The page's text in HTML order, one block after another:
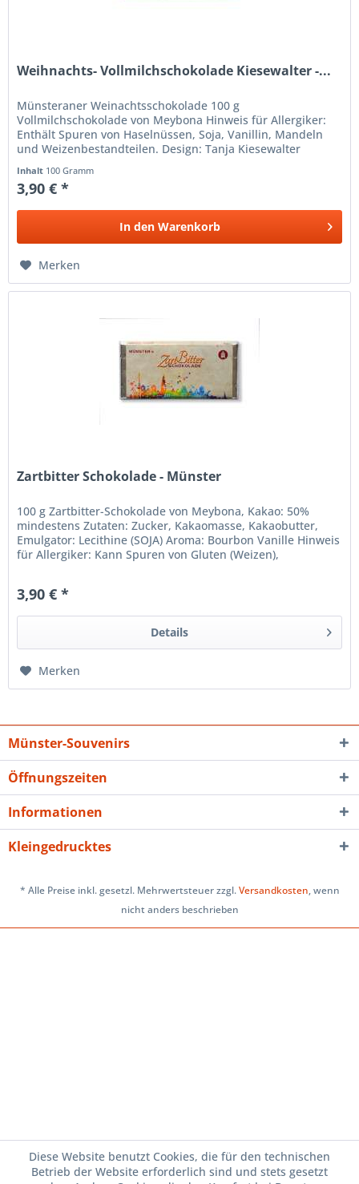
Weihnachts- Vollmilchschokolade Kiesewalter -...
Münsteraner Weinachtsschokolade 100 g
Vollmilchschokolade von Meybona Hinweis für Allergiker:
Enthält Spuren von Haselnüssen, Soja, Vanillin, Mandeln
und Weizenbestandteilen. Design: Tanja Kiesewalter
Inhalt 100 Gramm
3,90 € *
In den Warenkorb
Merken
Zartbitter Schokolade - Münster
100 g Zartbitter-Schokolade von Meybona, Kakao: 50%
mindestens Zutaten: Zucker, Kakaomasse, Kakaobutter,
Emulgator: Lecithine (SOJA) Aroma: Bourbon Vanille Hinweis
für Allergiker: Kann Spuren von Gluten (Weizen),
3,90 € *
Details
Merken
Münster-Souvenirs
Öffnungszeiten
Informationen
Kleingedrucktes
* Alle Preise inkl. gesetzl. Mehrwertsteuer zzgl.Versandkosten, wenn
nicht anders beschrieben
Diese Website benutzt Cookies, die für den technischen
Betrieb der Website erforderlich sind und stets gesetzt